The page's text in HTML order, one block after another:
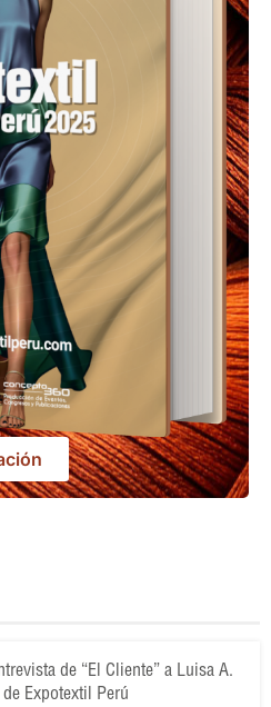
de “El Cliente” a Luisa A.
Expotextil Perú